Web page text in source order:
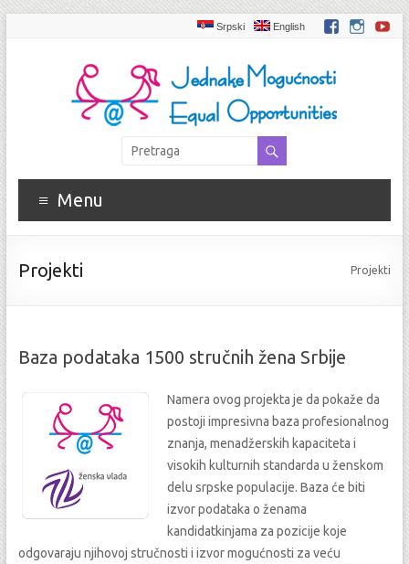
Srpski English
Menu
Projekti Projekti
Baza podataka 1500 stručnih žena Srbije
Namera ovog projekta je da pokaže da
postoji impresivna baza profesionalnog
znanja, menadžerskih kapaciteta i
visokih kulturnih standarda u ženskom
delu srpske populacije. Baza će biti
izvor podataka o ženama
kandidatkinjama za pozicije koje
odgovaraju njihovoj stručnosti i izvor mogućnosti za veću